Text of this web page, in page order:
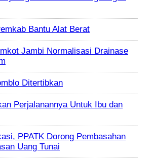
Bantu Alat Berat
Jambi Normalisasi Drainase
Ditertibkan
Perjalanannya Untuk Ibu dan
PPATK Dorong Pembasahan
Uang Tunai